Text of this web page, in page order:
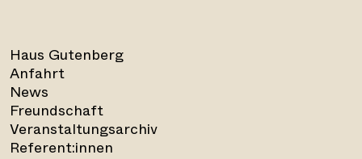
Haus Gutenberg
Anfahrt
News
Freundschaft
Veranstaltungsarchiv
Referent:innen